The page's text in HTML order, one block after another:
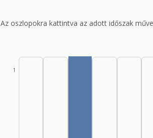
Az oszlopokra kattintva az adott időszak
1